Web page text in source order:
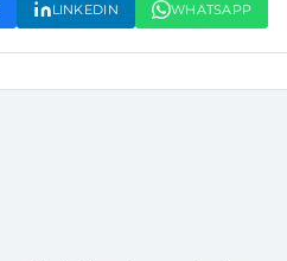
LINKEDIN WHATSAPP